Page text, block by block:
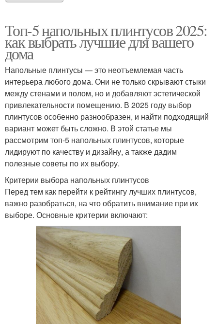
Топ-5 напольных плинтусов 2025:
как выбрать лучшие для вашего
дома
Напольные плинтусы — это неотъемлемая часть
интерьера любого дома. Они не только скрывают стыки
между стенами и полом, но и добавляют эстетической
привлекательности помещению. В 2025 году выбор
плинтусов особенно разнообразен, и найти подходящий
вариант может быть сложно. В этой статье мы
рассмотрим топ-5 напольных плинтусов, которые
лидируют по качеству и дизайну, а также дадим
полезные советы по их выбору.
Критерии выбора напольных плинтусов
Перед тем как перейти к рейтингу лучших плинтусов,
важно разобраться, на что обратить внимание при их
выборе. Основные критерии включают: